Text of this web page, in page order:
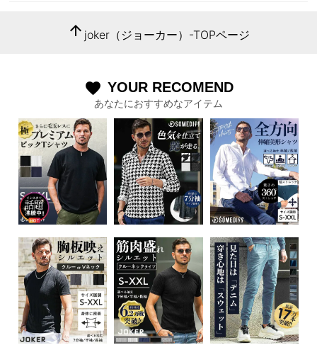
arrow_upward joker（ジョーカー）-TOPページ
favorite YOUR RECOMEND
あなたにおすすめなアイテム